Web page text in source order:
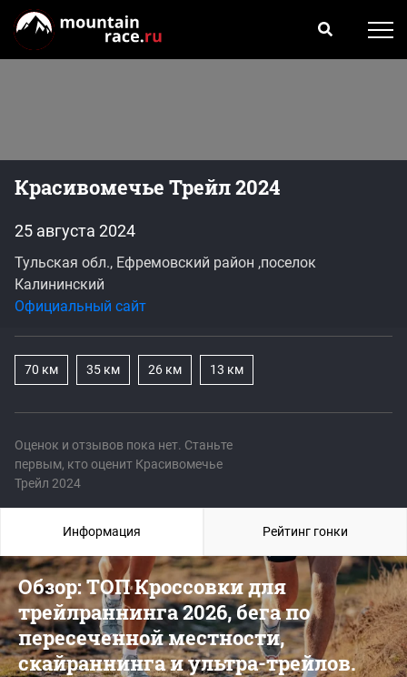
Красивомечье Трейл 2024
Оценок и отзывов пока нет. Станьте
первым, кто оценит Красивомечье
Трейл 2024
25 августа 2024
Тульская обл., Ефремовский район ,поселок
Калининский
Официальный сайт
70 км 35 км 26 км 13 км
Обзор: ТОП Кроссовки для
трейлраннинга 2026, бега по
пересеченной местности,
скайраннинга и ультра-трейлов.
Информация Рейтинг гонки